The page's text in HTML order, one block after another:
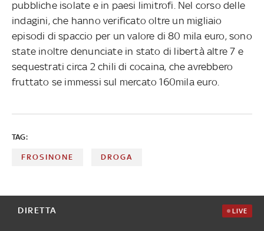
pubbliche isolate e in paesi limitrofi. Nel corso delle
indagini, che hanno verificato oltre un migliaio
episodi di spaccio per un valore di 80 mila euro, sono
state inoltre denunciate in stato di libertà altre 7 e
sequestrati circa 2 chili di cocaina, che avrebbero
fruttato se immessi sul mercato 160mila euro.
TAG:
FROSINONE DROGA
DIRETTA LIVE